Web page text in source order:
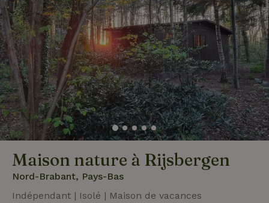
Maison nature à Rijsbergen
Nord-Brabant, Pays-Bas
Indépendant | Isolé | Maison de vacances